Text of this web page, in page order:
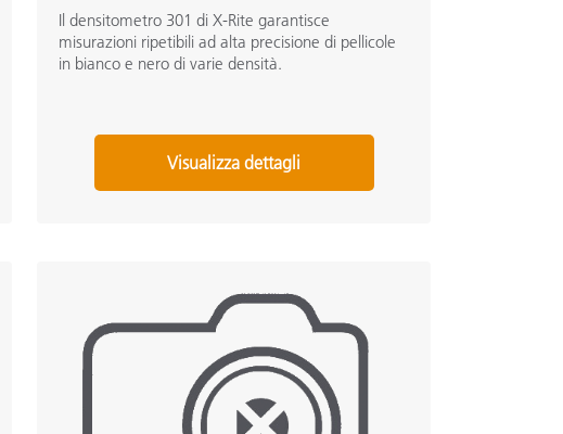
Il densitometro 301 di X-Rite garantisce
misurazioni ripetibili ad alta precisione di pellicole
in bianco e nero di varie densità.
Visualizza dettagli